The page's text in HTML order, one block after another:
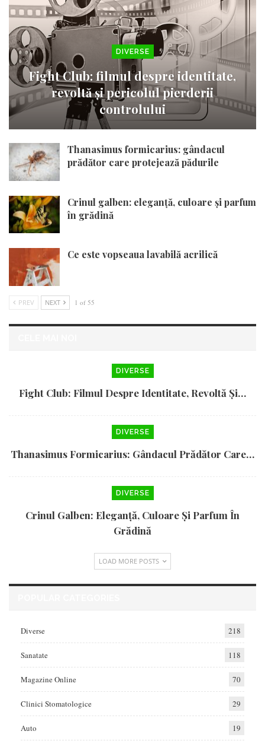
DIVERSE
Fight Club: filmul despre identitate,
revoltă și pericolul pierderii
controlului
Thanasimus formicarius: gândacul
prădător care protejează pădurile
Crinul galben: eleganță, culoare și parfum
în grădină
Ce este vopseaua lavabilă acrilică
PREV NEXT 1 of 55
DIVERSE
Fight Club: Filmul Despre Identitate, Revoltă Și…
DIVERSE
Thanasimus Formicarius: Gândacul Prădător Care…
DIVERSE
Crinul Galben: Eleganță, Culoare Și Parfum În
Grădină
LOAD MORE POSTS
Diverse 218
Sanatate 118
Magazine Online 70
Clinici Stomatologice 29
Auto 19